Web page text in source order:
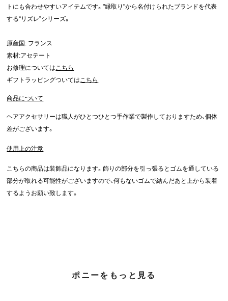
トにも合わせやすいアイテムです。"縁取り"から名付けられたブランドを代表
する“リズレ”シリーズ。
原産国: フランス
素材:アセテート
お修理についてはこちら
ギフトラッピングついてはこちら
商品について
ヘアアクセサリーは職人がひとつひとつ手作業で製作しておりますため、個体
差がございます。
使用上の注意
こちらの商品は装飾品になります。飾りの部分を引っ張るとゴムを通している
部分が取れる可能性がございますので、何もないゴムで結んだあと上から装着
するようお願い致します。
ポニーをもっと見る